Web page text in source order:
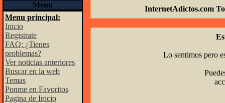
Menu
Menu principal:
Inicio
Registrate
FAQ: ¿Tienes
problemas?
Ver noticias anteriores
Buscar en la web
Temas
Ponme en Favoritos
Pagina de Inicio
InternetAdictos.com
Lo sentimos pero